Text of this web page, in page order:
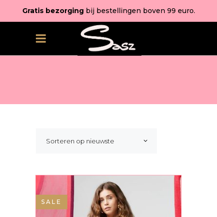
Gratis bezorgingbij bestellingen boven 99 euro.
Sorteren op nieuwste
SALE